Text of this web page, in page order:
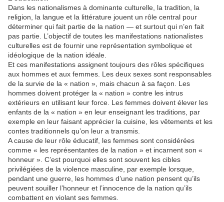
Dans les nationalismes à dominante culturelle, la tradition, la
religion, la langue et la littérature jouent un rôle central pour
déterminer qui fait partie de la nation — et surtout qui n’en fait
pas partie. L’objectif de toutes les manifestations nationalistes
culturelles est de fournir une représentation symbolique et
idéologique de la nation idéale.
Et ces manifestations assignent toujours des rôles spécifiques
aux hommes et aux femmes. Les deux sexes sont responsables
de la survie de la « nation », mais chacun à sa façon. Les
hommes doivent protéger la « nation » contre les intrus
extérieurs en utilisant leur force. Les femmes doivent élever les
enfants de la « nation » en leur enseignant les traditions, par
exemple en leur faisant apprécier la cuisine, les vêtements et les
contes traditionnels qu’on leur a transmis.
A cause de leur rôle éducatif, les femmes sont considérées
comme « les représentantes de la nation » et incarnent son «
honneur ». C’est pourquoi elles sont souvent les cibles
privilégiées de la violence masculine, par exemple lorsque,
pendant une guerre, les hommes d’une nation pensent qu’ils
peuvent souiller l’honneur et l’innocence de la nation qu’ils
combattent en violant ses femmes.